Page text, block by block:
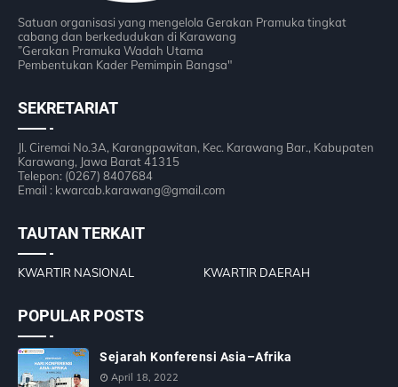
Satuan organisasi yang mengelola Gerakan Pramuka tingkat
cabang dan berkedudukan di Karawang
”Gerakan Pramuka Wadah Utama
Pembentukan Kader Pemimpin Bangsa"
SEKRETARIAT
Jl. Ciremai No.3A, Karangpawitan, Kec. Karawang Bar., Kabupaten
Karawang, Jawa Barat 41315
Telepon: (0267) 8407684
Email : kwarcab.karawang@gmail.com
TAUTAN TERKAIT
KWARTIR NASIONAL KWARTIR DAERAH
POPULAR POSTS
Sejarah Konferensi Asia–Afrika
April 18, 2022